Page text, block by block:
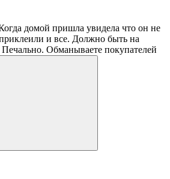
домой пришла увидела что он не
и все. Должно быть на
Обманываете покупателей